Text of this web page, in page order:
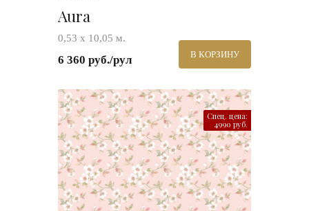
Aura
0,53 х 10,05 м.
6 360 руб./рул В КОРЗИНУ
Спец. цена:
4990 руб.